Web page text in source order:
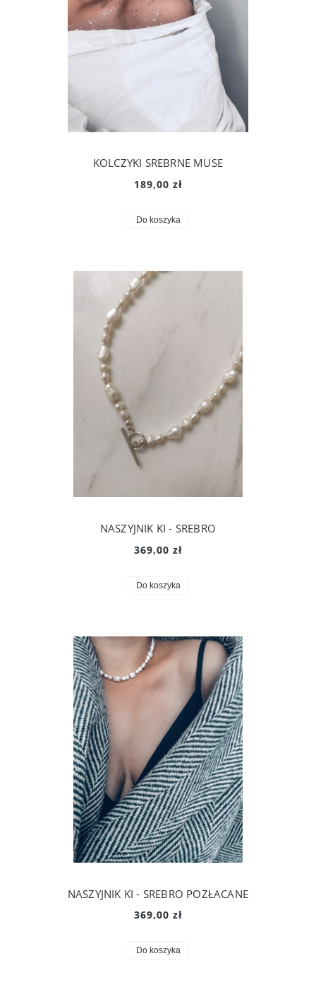
KOLCZYKI SREBRNE MUSE
189,00 zł
Do koszyka
NASZYJNIK KI - SREBRO
369,00 zł
Do koszyka
NASZYJNIK KI - SREBRO POZŁACANE
369,00 zł
Do koszyka